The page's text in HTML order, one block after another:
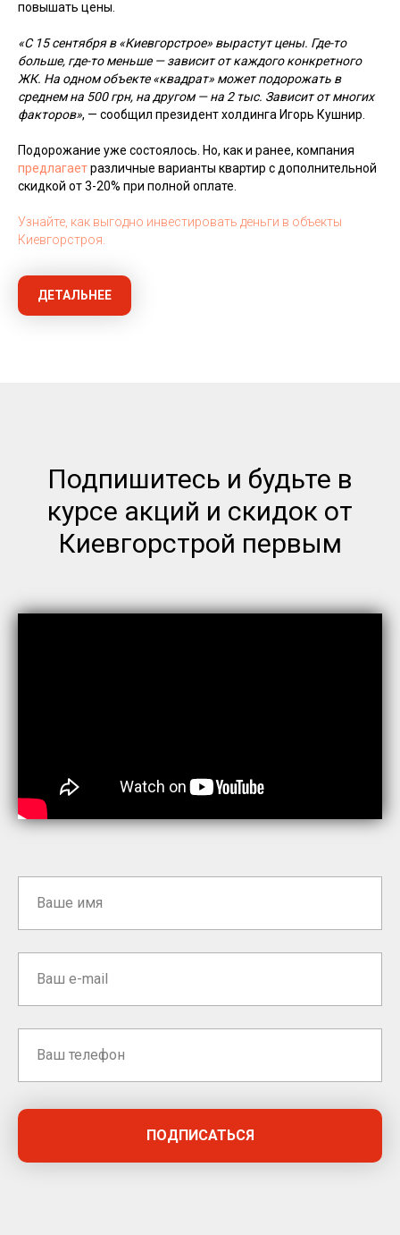
повышать цены.
«С 15 сентября в «Киевгорстрое» вырастут цены. Где-то
больше, где-то меньше — зависит от каждого конкретного
ЖК. На одном объекте «квадрат» может подорожать в
среднем на 500 грн, на другом — на 2 тыс. Зависит от многих
факторов», — сообщил президент холдинга Игорь Кушнир.
Подорожание уже состоялось. Но, как и ранее, компания
предлагаетразличные варианты квартир с дополнительной
скидкой от 3-20% при полной оплате.
Узнайте, как выгодно инвестировать деньги в объекты
Киевгорстроя.
ДЕТАЛЬНЕЕ
Подпишитесь и будьте в
курсе акций и скидок от
Киевгорстрой первым
ПОДПИСАТЬСЯ